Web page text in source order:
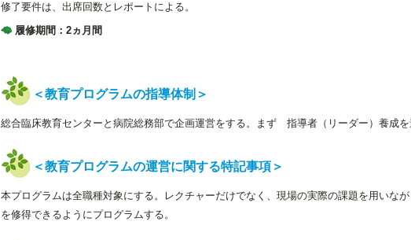
修了要件は、出席回数とレポートによる。
履修期間：2ヵ月間
＜教育プログラムの指導体制＞
総合臨床教育センターと病院総務部で企画運営をする。まず 指導者（リーダー）養成を
＜教育プログラムの運営に関する特記事項＞
本プログラムは全職種対象にする。レクチャーだけでなく、現場の実際の課題を用いな
を修得できるようにプログラムする。